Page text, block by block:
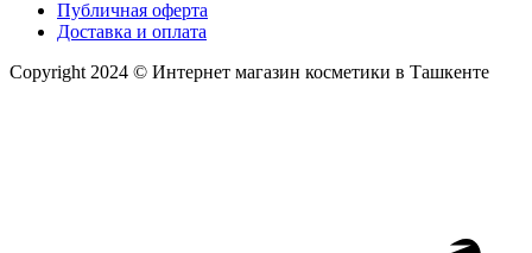
Публичная оферта
Доставка и оплата
Copyright 2024 © Интернет магазин косметики в Ташкенте